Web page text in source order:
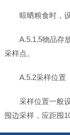
晾晒粮食时，
A.5.1.5物品存
采样点。
A.5.2采样位置
采样位置一般
囤边采样，应距囤